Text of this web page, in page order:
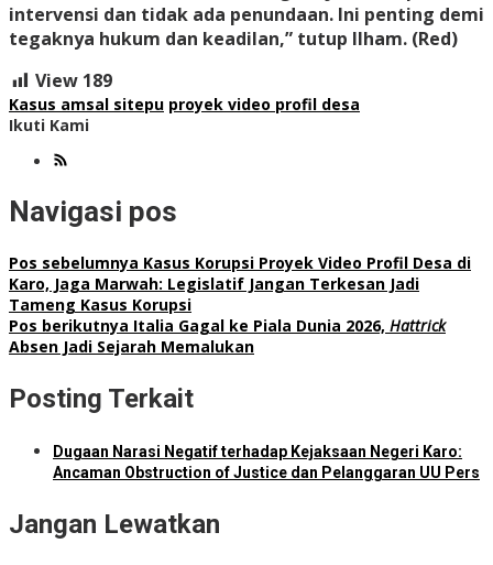
intervensi dan tidak ada penundaan. Ini penting demi
tegaknya hukum dan keadilan,” tutup Ilham. (Red)
View 189
Kasus amsal sitepu proyek video profil desa
Ikuti Kami
Navigasi pos
Pos sebelumnya Kasus Korupsi Proyek Video Profil Desa di
Karo, Jaga Marwah: Legislatif Jangan Terkesan Jadi
Tameng Kasus Korupsi
Pos berikutnya Italia Gagal ke Piala Dunia 2026, Hattrick
Absen Jadi Sejarah Memalukan
Posting Terkait
Dugaan Narasi Negatif terhadap Kejaksaan Negeri Karo:
Ancaman Obstruction of Justice dan Pelanggaran UU Pers
Jangan Lewatkan